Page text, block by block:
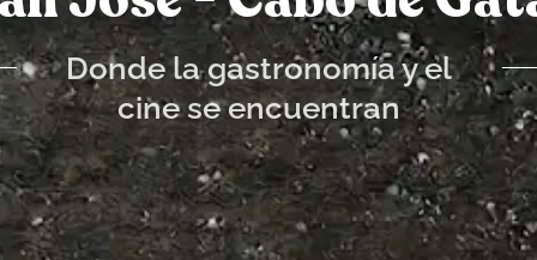
Donde la gastronomía y el
cine se encuentran